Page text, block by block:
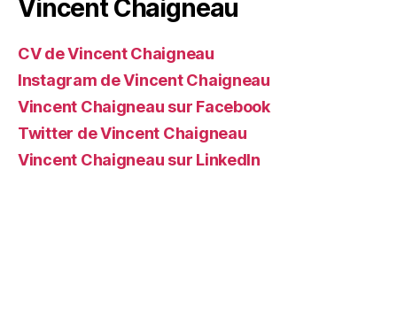
Vincent Chaigneau
CV de Vincent Chaigneau
Instagram de Vincent Chaigneau
Vincent Chaigneau sur Facebook
Twitter de Vincent Chaigneau
Vincent Chaigneau sur LinkedIn